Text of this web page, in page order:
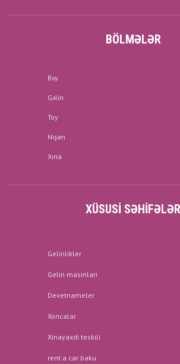
BÖLMƏLƏR
Bəy
Gəlin
Toy
Nişan
Xına
XÜSUSI SƏHIFƏLƏR
Gelinlikler
Gelin masinlari
Devetnameler
Xoncalar
Xinayaxdi teskili
rent a car baku